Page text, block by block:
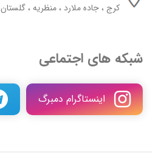
کرج ، جاده ملارد ، منظریه ، گلستان 17
شبکه های اجتماعی
اینستاگرام دمبرگ